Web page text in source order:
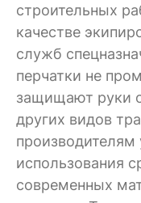
строительных
качестве
служб
перчатки не
защищают руки
других видов
использования
современных